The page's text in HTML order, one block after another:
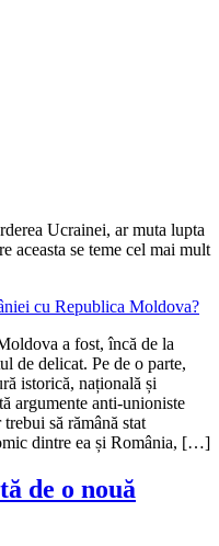
Ucrainei, ar muta lupta
aceasta se teme cel mai mult
a fost, încă de la
de delicat. Pe de o parte,
istorică, națională și
argumente anti-unioniste
să rămână stat
dintre ea și România, […]
de o nouă